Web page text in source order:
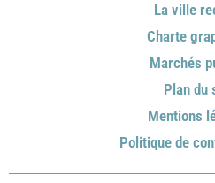
La ville
Charte
Marchés
Plan du
Mentions
Politique de